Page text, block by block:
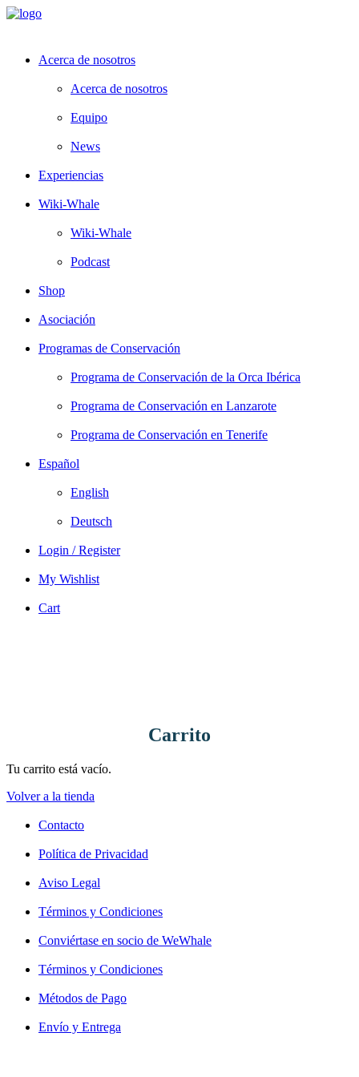
Acerca de nosotros
Acerca de nosotros
Equipo
News
Experiencias
Wiki-Whale
Wiki-Whale
Podcast
Shop
Asociación
Programas de Conservación
Programa de Conservación de la Orca Ibérica
Programa de Conservación en Lanzarote
Programa de Conservación en Tenerife
Español
English
Deutsch
Login / Register
My Wishlist
Cart
Carrito
Tu carrito está vacío.
Volver a la tienda
Contacto
Política de Privacidad
Aviso Legal
Términos y Condiciones
Conviértase en socio de WeWhale
Términos y Condiciones
Métodos de Pago
Envío y Entrega